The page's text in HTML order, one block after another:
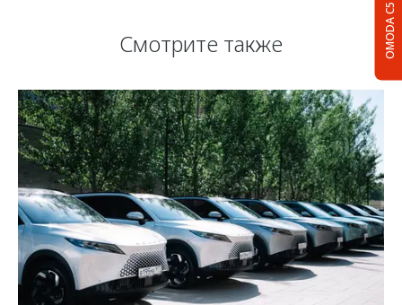
OMODA C5
Смотрите также